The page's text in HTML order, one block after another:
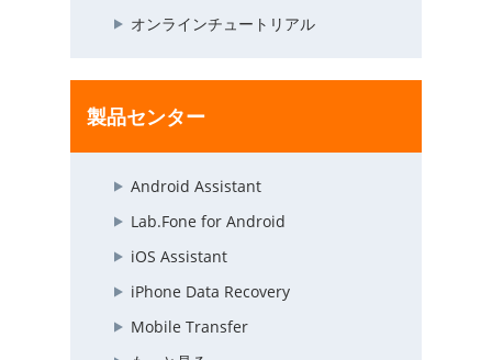
オンラインチュートリアル
製品センター
Android Assistant
Lab.Fone for Android
iOS Assistant
iPhone Data Recovery
Mobile Transfer